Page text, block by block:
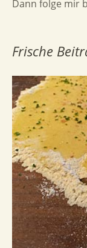
Dann folge mir
Frische